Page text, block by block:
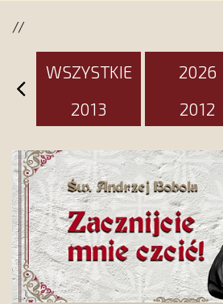
//
WSZYSTKIE 2026
2013
2012